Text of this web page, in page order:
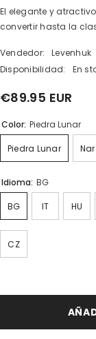
SHARE
El elegante y
convertir hasta la
Vendedor:
Levenhuk
Disponibilidad:
En
€89.95 EUR
Color: Piedra Lunar
Piedra Lunar
Idioma: BG
BG IT HU
CZ